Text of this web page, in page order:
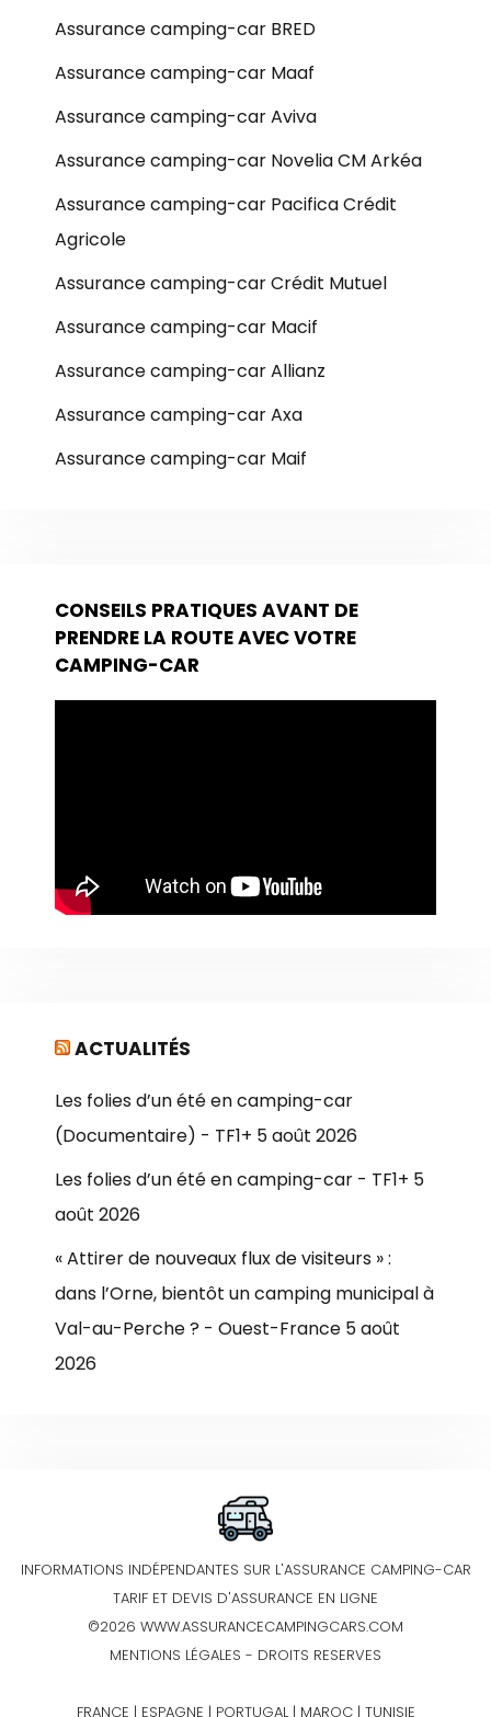
Assurance camping-car BRED
Assurance camping-car Maaf
Assurance camping-car Aviva
Assurance camping-car Novelia CM Arkéa
Assurance camping-car Pacifica Crédit
Agricole
Assurance camping-car Crédit Mutuel
Assurance camping-car Macif
Assurance camping-car Allianz
Assurance camping-car Axa
Assurance camping-car Maif
CONSEILS PRATIQUES AVANT DE
PRENDRE LA ROUTE AVEC VOTRE
CAMPING-CAR
ACTUALITÉS
Les folies d’un été en camping-car
(Documentaire) - TF1+ 5 août 2026
Les folies d’un été en camping-car - TF1+ 5
août 2026
« Attirer de nouveaux flux de visiteurs » :
dans l’Orne, bientôt un camping municipal à
Val-au-Perche ? - Ouest-France 5 août
2026
INFORMATIONS INDÉPENDANTES SUR L'ASSURANCE CAMPING-CAR
TARIF ET DEVIS D'ASSURANCE EN LIGNE
©2026 WWW.ASSURANCECAMPINGCARS.COM
MENTIONS LÉGALES - DROITS RESERVES
FRANCE | ESPAGNE | PORTUGAL | MAROC | TUNISIE